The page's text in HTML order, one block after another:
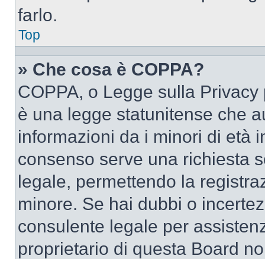
farlo.
Top
» Che cosa è COPPA?
COPPA, o Legge sulla
è una legge statunitense che
informazioni da i minori di età
consenso serve una richiesta
legale, permettendo la
minore. Se hai dubbi o
consulente legale per
proprietario di questa Board